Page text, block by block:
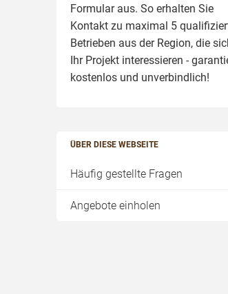
Formular aus. So erhalten Sie
Kontakt zu maximal 5
Betrieben aus der Region, die
Ihr Projekt interessieren -
kostenlos und unverbindlich!
ÜBER DIESE WEBSEITE
Häufig gestellte Fragen
Angebote einholen